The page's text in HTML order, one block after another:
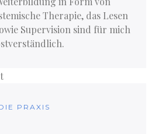
Therapie, das Lesen
Supervision sind für mich
PRAXIS